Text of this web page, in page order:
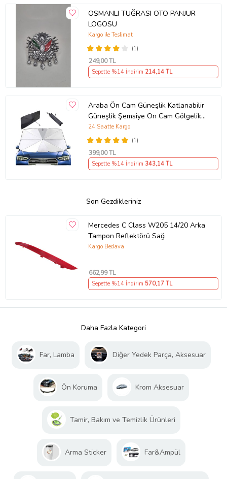
OSMANLI TUĞRASI OTO PANJUR
LOGOSU
(1)
Kargo ile Teslimat
249,00 TL
Sepette %14 İndirim 214,14 TL
Araba Ön Cam Güneşlik Katlanabilir
Güneşlik Şemsiye Ön Cam Gölgelik
ESNEK (Sarı)
(1)
24 Saatte Kargo
399,00 TL
Sepette %14 İndirim 343,14 TL
Son Gezdikleriniz
Mercedes C Class W205 14/20 Arka
Tampon Reflektörü Sağ
Kargo Bedava
662,99 TL
Sepette %14 İndirim 570,17 TL
Daha Fazla Kategori
Far, Lamba Diğer Yedek Parça, Aksesuar
Ön Koruma Krom Aksesuar
Tamir, Bakım ve Temizlik Ürünleri
Arma Sticker Far&Ampül